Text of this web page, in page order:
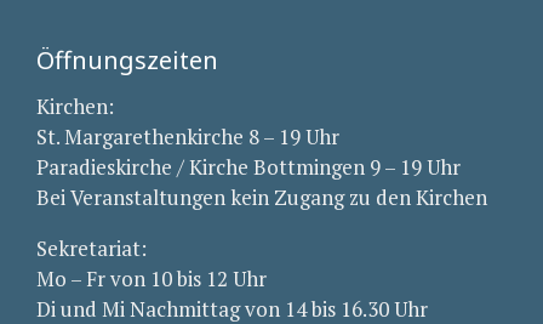
Öffnungszeiten
Kirchen:
St. Margarethenkirche 8 – 19 Uhr
Paradieskirche / Kirche Bottmingen 9 – 19 Uhr
Bei Veranstaltungen kein Zugang zu den Kirchen
Sekretariat:
Mo – Fr von 10 bis 12 Uhr
Di und Mi Nachmittag von 14 bis 16.30 Uhr